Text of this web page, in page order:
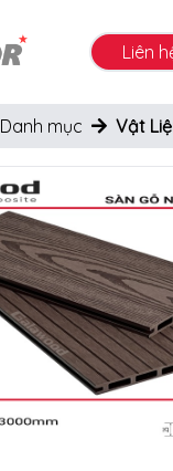
Liên
Danh mục Vật